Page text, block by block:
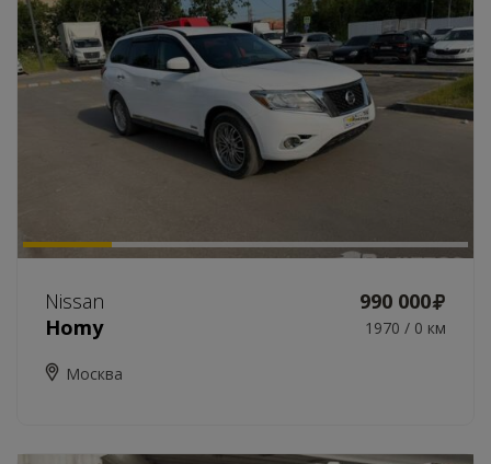
Nissan
990 000
Homy
1970 / 0 км
Москва